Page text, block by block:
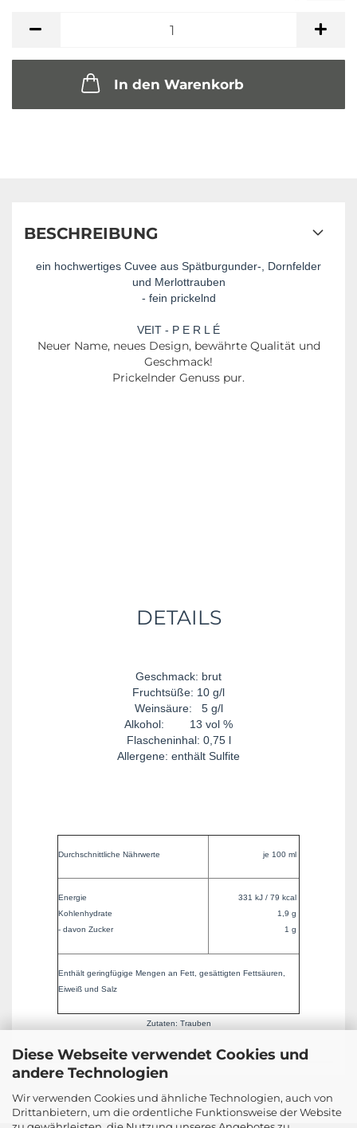
Diese Webseite verwendet Cookies und
andere Technologien
Wir verwenden Cookies und ähnliche Technologien, auch von
Drittanbietern, um die ordentliche Funktionsweise der Website
In den Warenkorb
BESCHREIBUNG
ein hochwertiges Cuvee aus Spätburgunder-, Dornfelder
und Merlottrauben
- fein prickelnd
VEIT - P E R L É
Neuer Name, neues Design, bewährte Qualität und
Geschmack!
Prickelnder Genuss pur.
DETAILS
Geschmack: brut
Fruchtsüße: 10 g/l
Weinsäure: 5 g/l
Alkohol: 13 vol %
Flascheninhal: 0,75 l
Allergene: enthält Sulfite
Durchschnittliche Nährwerte je 100 ml
Energie
Kohlenhydrate
- davon Zucker
331 kJ / 79 kcal
1,9 g
1 g
Enthält geringfügige Mengen an Fett, gesättigten Fettsäuren,
Eiweiß und Salz
Zutaten: Trauben